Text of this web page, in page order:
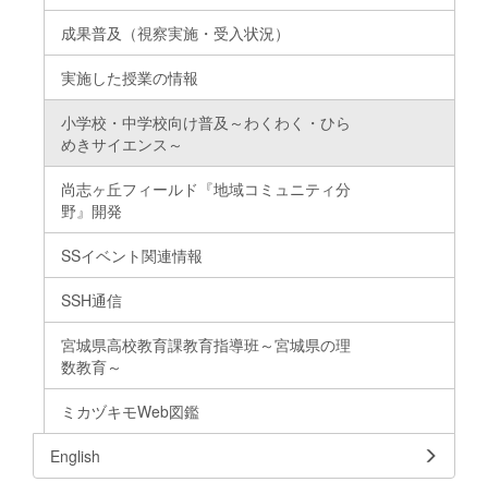
成果普及（視察実施・受入状況）
実施した授業の情報
小学校・中学校向け普及～わくわく・ひら
めきサイエンス～
尚志ヶ丘フィールド『地域コミュニティ分
野』開発
SSイベント関連情報
SSH通信
宮城県高校教育課教育指導班～宮城県の理
数教育～
ミカヅキモWeb図鑑
English